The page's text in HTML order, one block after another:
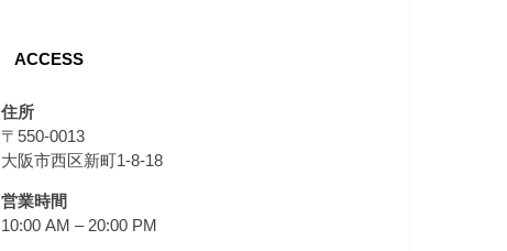
ACCESS
住所
〒550-0013
大阪市西区新町1-8-18
営業時間
10:00 AM – 20:00 PM